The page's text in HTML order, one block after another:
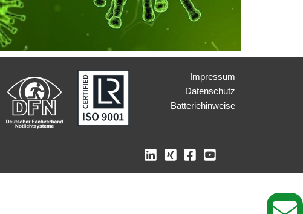
Impressum
Datenschutz
Batteriehinweise